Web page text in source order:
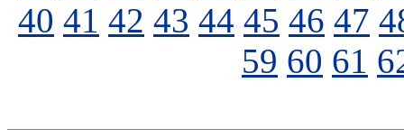
40 41 42 43 44 45 46 47
59 60 61